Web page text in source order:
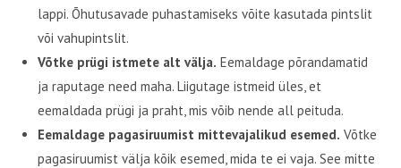
lappi. Õhutusavade puhastamiseks võite kasutada pintslit
või vahupintslit.
Võtke prügi istmete alt välja. Eemaldage põrandamatid
ja raputage need maha. Liigutage istmeid üles, et
eemaldada prügi ja praht, mis võib nende all peituda.
Eemaldage pagasiruumist mittevajalikud esemed. Võtke
pagasiruumist välja kõik esemed, mida te ei vaja. See mitte